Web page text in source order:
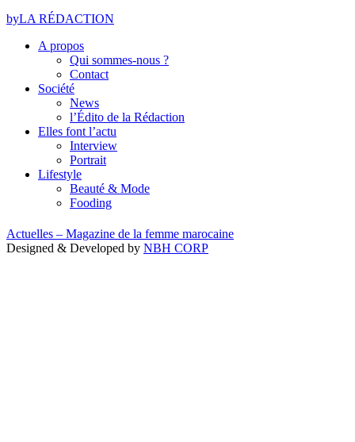
byLA RÉDACTION
A propos
Qui sommes-nous ?
Contact
Société
News
l’Édito de la Rédaction
Elles font l’actu
Interview
Portrait
Lifestyle
Beauté & Mode
Fooding
Actuelles – Magazine de la femme marocaine
Designed & Developed by NBH CORP